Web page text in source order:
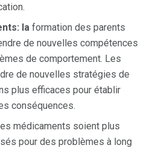
la formation des parents
de nouvelles compétences
de comportement. Les
de nouvelles stratégies de
plus efficaces pour établir
conséquences.
médicaments soient plus
pour des problèmes à long